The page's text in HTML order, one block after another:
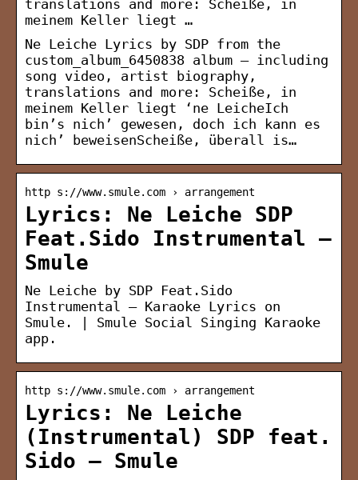
translations and more: Scheiße, in
meinem Keller liegt …
Ne Leiche Lyrics by SDP from the
custom_album_6450838 album – including
song video, artist biography,
translations and more: Scheiße, in
meinem Keller liegt ‘ne LeicheIch
bin’s nich’ gewesen, doch ich kann es
nich’ beweisenScheiße, überall is…
http s://www.smule.com › arrangement
Lyrics: Ne Leiche SDP
Feat.Sido Instrumental –
Smule
Ne Leiche by SDP Feat.Sido
Instrumental – Karaoke Lyrics on
Smule. | Smule Social Singing Karaoke
app.
http s://www.smule.com › arrangement
Lyrics: Ne Leiche
(Instrumental) SDP feat.
Sido – Smule